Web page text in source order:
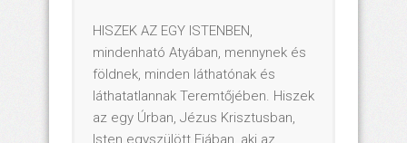
HISZEK AZ EGY ISTENBEN,
mindenható Atyában, mennynek és
földnek, minden láthatónak és
láthatatlannak Teremtőjében. Hiszek
az egy Úrban, Jézus Krisztusban,
Isten egyszülött Fiában, aki az